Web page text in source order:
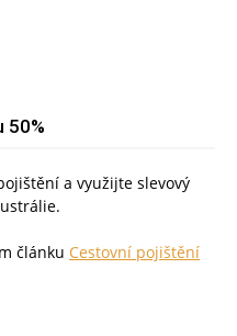
50%
a využijte slevový
článku Cestovní pojištění